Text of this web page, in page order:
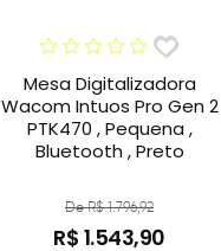
Mesa Digitalizadora
Wacom Intuos Pro Gen 2
PTK470 , Pequena ,
Bluetooth , Preto
De R$ 1.796,92
R$ 1.543,90